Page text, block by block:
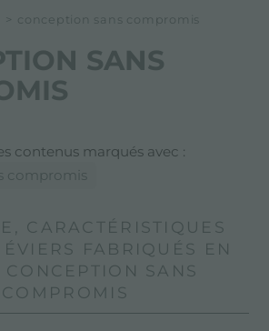
> conception sans compromis
SANS
contenus marqués avec :
compromis
CARACTÉRISTIQUES
ÉVIERS FABRIQUÉS EN
CONCEPTION SANS
COMPROMIS